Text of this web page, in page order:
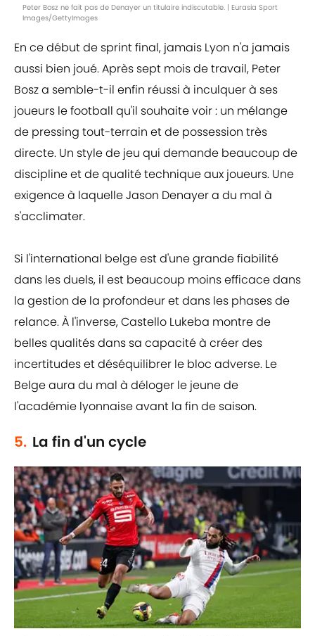
Peter Bosz ne fait pas de Denayer un titulaire indiscutable. | Eurasia Sport
Images/GettyImages
En ce début de sprint final, jamais Lyon n'a jamais
aussi bien joué. Après sept mois de travail, Peter
Bosz a semble-t-il enfin réussi à inculquer à ses
joueurs le football qu'il souhaite voir : un mélange
de pressing tout-terrain et de possession très
directe. Un style de jeu qui demande beaucoup de
discipline et de qualité technique aux joueurs. Une
exigence à laquelle Jason Denayer a du mal à
s'acclimater.
Si l'international belge est d'une grande fiabilité
dans les duels, il est beaucoup moins efficace dans
la gestion de la profondeur et dans les phases de
relance. À l'inverse, Castello Lukeba montre de
belles qualités dans sa capacité à créer des
incertitudes et déséquilibrer le bloc adverse. Le
Belge aura du mal à déloger le jeune de
l'académie lyonnaise avant la fin de saison.
5. La fin d'un cycle